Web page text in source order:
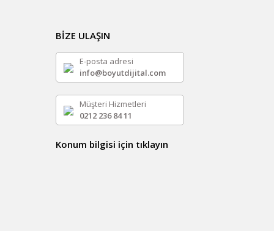
BİZE ULAŞIN
E-posta adresi
info@boyutdijital.com
Müşteri Hizmetleri
0212 236 84 11
Konum bilgisi için tıklayın